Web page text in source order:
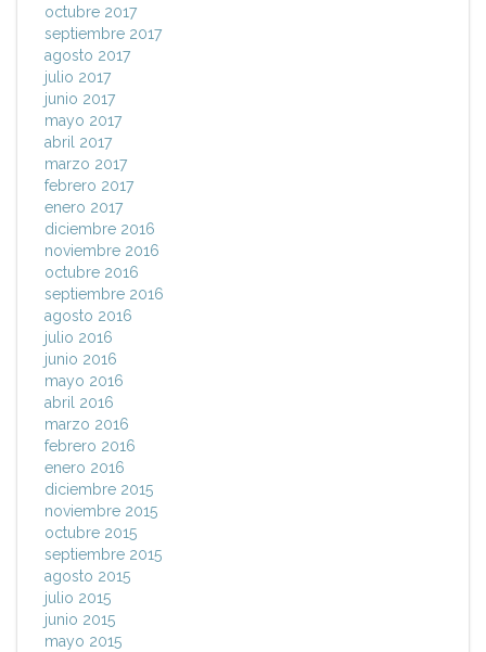
octubre 2017
septiembre 2017
agosto 2017
julio 2017
junio 2017
mayo 2017
abril 2017
marzo 2017
febrero 2017
enero 2017
diciembre 2016
noviembre 2016
octubre 2016
septiembre 2016
agosto 2016
julio 2016
junio 2016
mayo 2016
abril 2016
marzo 2016
febrero 2016
enero 2016
diciembre 2015
noviembre 2015
octubre 2015
septiembre 2015
agosto 2015
julio 2015
junio 2015
mayo 2015